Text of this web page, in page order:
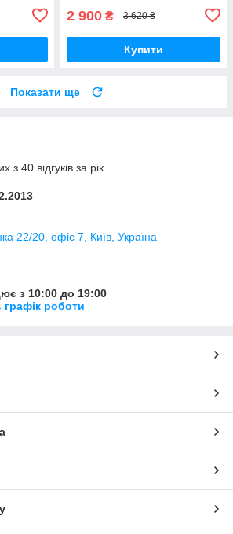
2 900 ₴ 3 620 ₴
Купити
Показати ще
з 40 відгуків за рік
22/20, офіс 7, Київ, Україна
з 10:00 до 19:00
графік роботи